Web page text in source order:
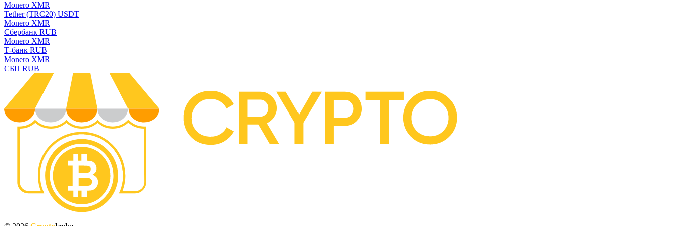
Monero XMR
Tether (TRC20) USDT
Monero XMR
Сбербанк RUB
Monero XMR
Т-банк RUB
Monero XMR
СБП RUB